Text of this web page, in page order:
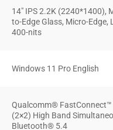
trải nghiệm gõ phím
trang bị đèn nền, hỗ trợ
CỦA AI CẢI
14″ IPS 2.2K (2240*1400),
to-Edge Glass, Micro-Edge,
400-nits
Windows 11 Pro English
Qualcomm® FastConnect™
(2×2) High Band
Bluetooth® 5.4